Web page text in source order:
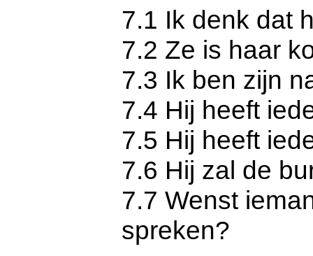
7.1 Ik denk dat
7.2 Ze is haar
7.3 Ik ben zijn
7.4 Hij heeft
7.5 Hij heeft
7.6 Hij zal de
7.7 Wenst
spreken?